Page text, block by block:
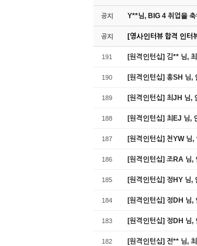
공지 Y**님, BIG 4 취업을
공지 [영사인터뷰 합격 인터
191 [원격인턴십] 김** 님,
190 [원격인턴십] 홍SH 님
189 [원격인턴십] 최JH 님,
188 [원격인턴십] 최EJ 님,
187 [원격인턴십] 천YW 님
186 [원격인턴십] 조RA 님,
185 [원격인턴십] 정HY 님,
184 [원격인턴십] 정DH 님,
183 [원격인턴십] 정DH 님,
182 [원격인턴십] 전** 님,